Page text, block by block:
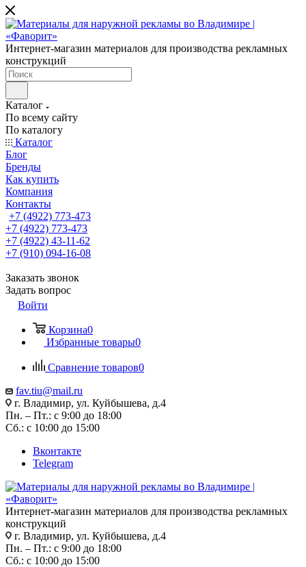
Интернет-магазин материалов для производства рекламных
конструкций
Каталог
По всему сайту
По каталогу
Каталог
Блог
Бренды
Как купить
Компания
Контакты
+7 (4922) 773-473
+7 (4922) 773-473
+7 (4922) 43-11-62
+7 (910) 094-16-08
Заказать звонок
Задать вопрос
Войти
Корзина0
Избранные товары0
Сравнение товаров0
fav.tiu@mail.ru
г. Владимир, ул. Куйбышева, д.4
Пн. – Пт.: с 9:00 до 18:00
Сб.: с 10:00 до 15:00
Вконтакте
Telegram
Интернет-магазин материалов для производства рекламных
конструкций
г. Владимир, ул. Куйбышева, д.4
Пн. – Пт.: с 9:00 до 18:00
Сб.: с 10:00 до 15:00